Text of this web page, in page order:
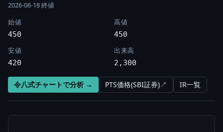
2026-06-18 終値
始値
450
高値
450
安値
420
出来高
2,300
令八式チャートで分析 → PTS価格(SBI証券)↗ IR一覧